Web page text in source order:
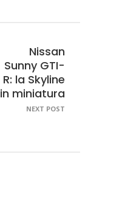
Nissan
Sunny GTI-
R: la Skyline
in miniatura
NEXT POST